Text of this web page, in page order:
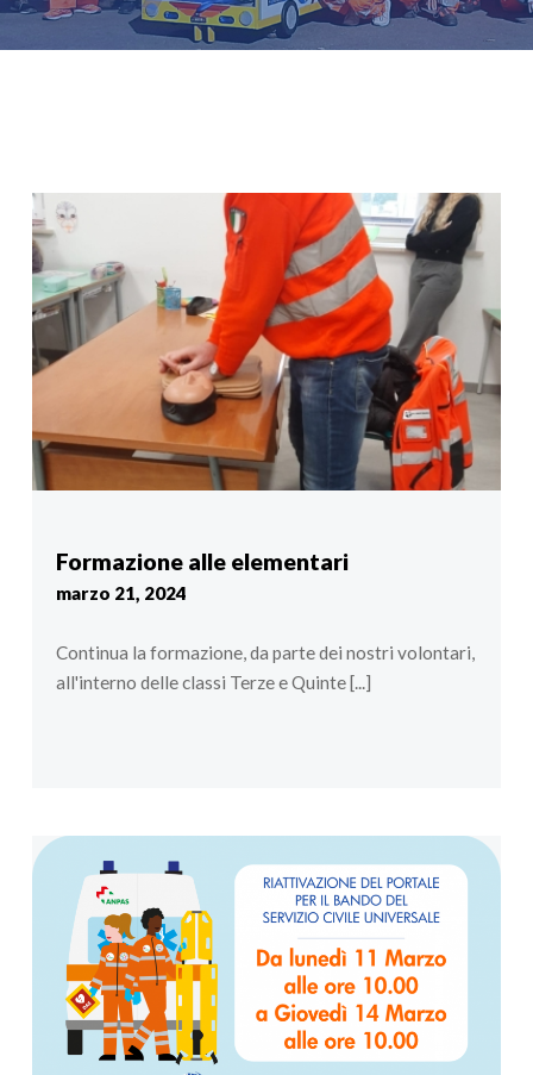
Formazione alle elementari
marzo 21, 2024
Continua la formazione, da parte dei nostri volontari,
all'interno delle classi Terze e Quinte [...]